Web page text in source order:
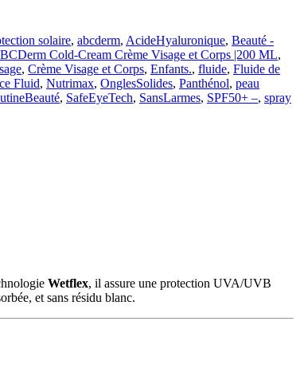
solaire, abcderm, AcideHyaluronique, Beauté -
Cold-Cream Crème Visage et Corps |200 ML,
, Crème Visage et Corps, Enfants., fluide, Fluide de
Fluid, Nutrimax, OnglesSolides, Panthénol, peau
, SafeEyeTech, SansLarmes, SPF50+ –, spray
Wetflex, il assure une protection UVA/UVB
et sans résidu blanc.